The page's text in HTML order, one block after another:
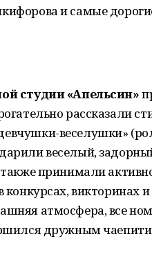
и самые
студии «Апельсин»
рассказали
веселушки»
веселый,
принимали
конкурсах,
атмосфера, все
дружным